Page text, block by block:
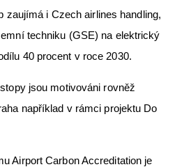
zaujímá i Czech airlines handling,
techniku (GSE) na elektrický
40 procent v roce 2030.
jsou motivováni rovněž
například v rámci projektu Do
Airport Carbon Accreditation je